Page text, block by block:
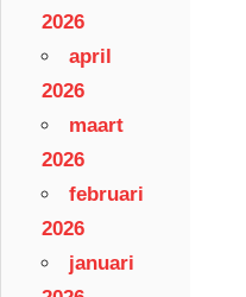
2026
april
2026
maart
2026
februari
2026
januari